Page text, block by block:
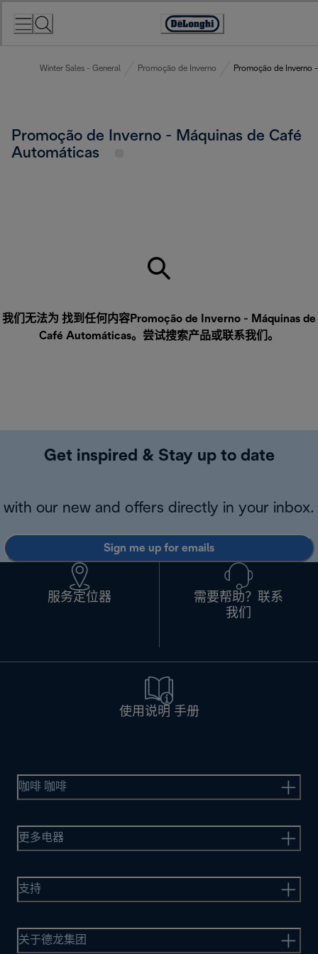
Accessibility
Winter Sales - General Promoção de Inverno Promoção de Inverno
Promoção de Inverno - Máquinas de Café
Automáticas
我们无法为 找到任何内容Promoção de Inverno - Máquinas de
Café Automáticas。尝试搜索产品或联系我们 。
Get inspired & Stay up to date
with our new and offers directly in your inbox.
Sign me up for emails
服务定位器
需要帮助？联系
我们
使用说明 手册
咖啡 咖啡
更多电器
支持
关于德龙集团